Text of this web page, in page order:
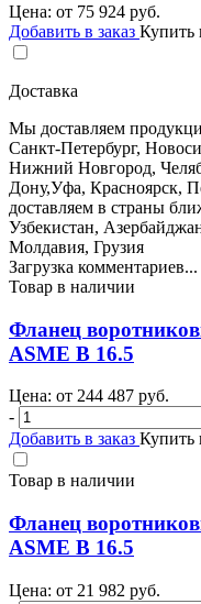
Цена: от 75 924 руб.
Добавить в заказ Купить
Доставка
Мы доставляем
Санкт-Петербург,
Нижний Новгород,
Дону,Уфа, Красноярск,
доставляем в страны
Узбекистан,
Молдавия, Грузия
Загрузка комментариев...
Товар в наличии
Фланец
ASME B 16.5
Цена: от 244 487 руб.
-
Добавить в заказ Купить
Товар в наличии
Фланец
ASME B 16.5
Цена: от 21 982 руб.